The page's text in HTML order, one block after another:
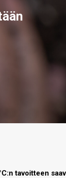
tavoitteen